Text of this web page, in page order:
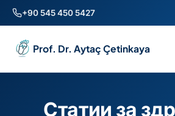
+90 545 450 5427
Prof. Dr. Aytaç Çetinkaya
Статии за